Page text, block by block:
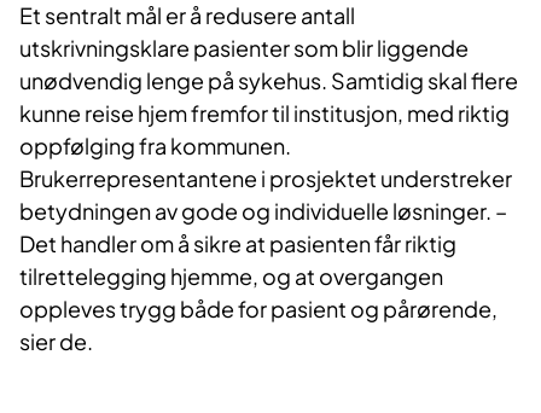
Et sentralt mål er å redusere antall
utskrivningsklare pasienter som blir liggende
unødvendig lenge på sykehus. Samtidig skal flere
kunne reise hjem fremfor til institusjon, med riktig
oppfølging fra kommunen.
Brukerrepresentantene i prosjektet understreker
betydningen av gode og individuelle løsninger. –
Det handler om å sikre at pasienten får riktig
tilrettelegging hjemme, og at overgangen
oppleves trygg både for pasient og pårørende,
sier de.